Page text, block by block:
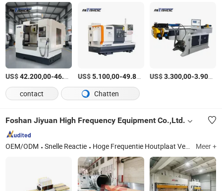
US$42.200,00-46.400,00 /pieces
US$5.100,00-49.800,00 /sets
US$3.300,00-3.900,00
contact
Chatten
Foshan Jiyuan High Frequency Equipment Co.,Ltd.
OEM/ODM Snelle Reactie Hoge Frequentie Houtplaat Verbinding Machine, Hoge Frequentie Vacuüm Hout Drogen Machine, Hoge Frequentie Hout Buigen Machine, Hoge Frequentie Hout Frame Assemblage Machine, Hoge Frequentie Hout Lamineren Machine, Hoge Frequentie Hout Lassen Machine, Hoge Frequentie Generator Meer +